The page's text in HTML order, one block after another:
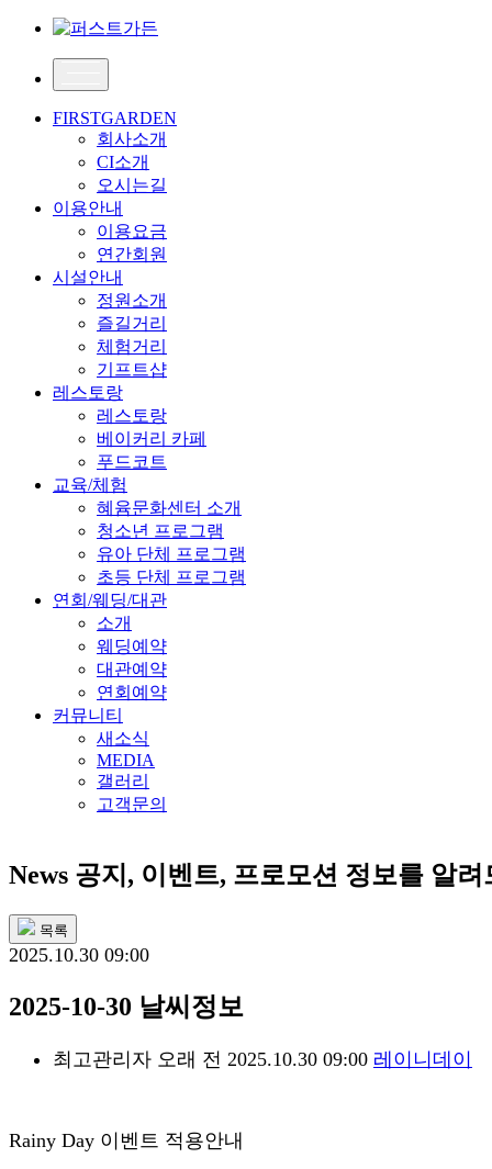
FIRSTGARDEN
회사소개
CI소개
오시는길
이용안내
이용요금
연간회원
시설안내
정원소개
즐길거리
체험거리
기프트샵
레스토랑
레스토랑
베이커리 카페
푸드코트
교육/체험
혜윰문화센터 소개
청소년 프로그램
유아 단체 프로그램
초등 단체 프로그램
연회/웨딩/대관
소개
웨딩예약
대관예약
연회예약
커뮤니티
새소식
MEDIA
갤러리
고객문의
News 공지, 이벤트, 프로모션 정보를 알려
목록
2025.10.30 09:00
2025-10-30 날씨정보
최고관리자 오래 전 2025.10.30 09:00 레이니데이
Rainy Day 이벤트 적용안내